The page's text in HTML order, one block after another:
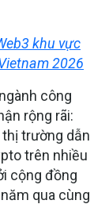
khu vực
2026
công
rộng rãi:
trường dẫn
trên nhiều
cộng đồng
qua cùng